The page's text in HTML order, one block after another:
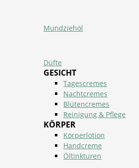
Mundziehöl
Düfte
GESICHT
Tagescremes
Nachtcremes
Blütencremes
Reinigung & Pflege
KÖRPER
Körperlotion
Handcreme
Öltinkturen